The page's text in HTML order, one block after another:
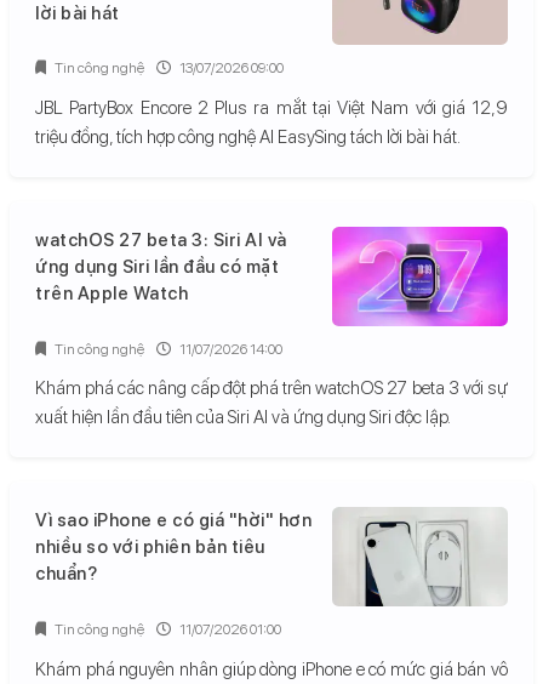
lời bài hát
JBL PartyBox Encore 2 Plus ra mắt tại Việt Nam với giá 12,9
triệu đồng, tích hợp công nghệ AI EasySing tách lời bài hát.
Tin công nghệ 13/07/2026 09:00
watchOS 27 beta 3: Siri AI và
ứng dụng Siri lần đầu có mặt
trên Apple Watch
Khám phá các nâng cấp đột phá trên watchOS 27 beta 3 với sự
xuất hiện lần đầu tiên của Siri AI và ứng dụng Siri độc lập.
Tin công nghệ 11/07/2026 14:00
Vì sao iPhone e có giá "hời" hơn
nhiều so với phiên bản tiêu
chuẩn?
Khám phá nguyên nhân giúp dòng iPhone e có mức giá bán vô
Tin công nghệ 11/07/2026 01:00